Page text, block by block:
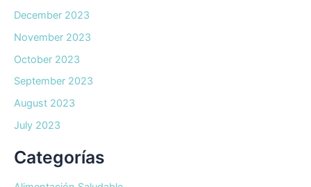
December 2023
November 2023
October 2023
September 2023
August 2023
July 2023
Categorías